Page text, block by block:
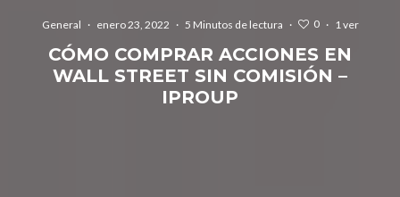
General · enero 23, 2022 · 5 Minutos de lectura · 0 · 1 ver
CÓMO COMPRAR ACCIONES EN
WALL STREET SIN COMISIÓN –
IPROUP